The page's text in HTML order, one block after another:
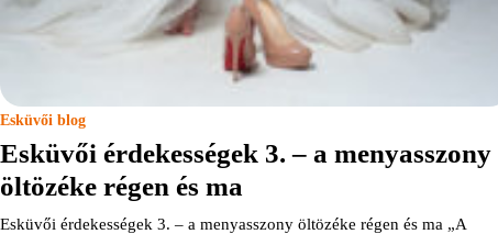
Esküvői blog
Esküvői érdekességek 3. – a menyasszony
öltözéke régen és ma
Esküvői érdekességek 3. – a menyasszony öltözéke régen és ma „A